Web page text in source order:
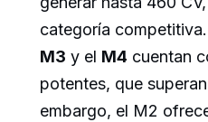
categoría
M3 y el M4 cuentan
potentes, que
embargo, el M2